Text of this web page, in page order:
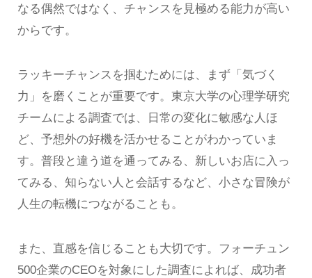
なる偶然ではなく、チャンスを見極める能力が高い
からです。
ラッキーチャンスを掴むためには、まず「気づく
力」を磨くことが重要です。東京大学の心理学研究
チームによる調査では、日常の変化に敏感な人ほ
ど、予想外の好機を活かせることがわかっていま
す。普段と違う道を通ってみる、新しいお店に入っ
てみる、知らない人と会話するなど、小さな冒険が
人生の転機につながることも。
また、直感を信じることも大切です。フォーチュン
500企業のCEOを対象にした調査によれば、成功者